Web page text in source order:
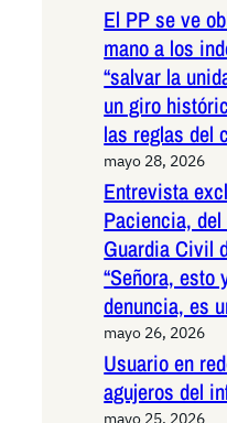
El PP se ve
mano a los
“salvar la
un giro
las reglas del
mayo 28, 2026
Entrevista
Paciencia,
Guardia Civil
“Señora, esto
denuncia, es
mayo 26, 2026
Usuario en
agujeros del
mayo 25, 2026